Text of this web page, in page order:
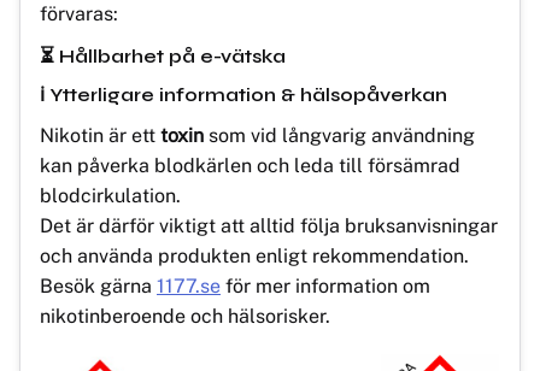
förvaras:
⏳ Hållbarhet på e-vätska
ℹ️ Ytterligare information & hälsopåverkan
Nikotin är ett toxin som vid långvarig användning
kan påverka blodkärlen och leda till försämrad
blodcirkulation.
Det är därför viktigt att alltid följa bruksanvisningar
och använda produkten enligt rekommendation.
Besök gärna 1177.se för mer information om
nikotinberoende och hälsorisker.